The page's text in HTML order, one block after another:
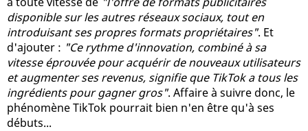
disponible sur les autres réseaux sociaux, tout en
introduisant ses propres formats propriétaires". Et
d'ajouter : "Ce rythme d'innovation, combiné à sa
vitesse éprouvée pour acquérir de nouveaux utilisateurs
et augmenter ses revenus, signifie que TikTok a tous les
ingrédients pour gagner gros". Affaire à suivre donc, le
phénomène TikTok pourrait bien n'en être qu'à ses
débuts...